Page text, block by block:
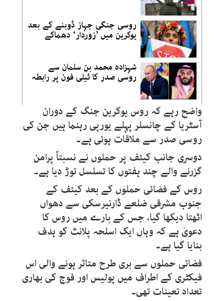
روسی جنگی جہاز ڈوبنے کے بعد
یوکرین میں ’زوردار‘ دھماکے
شہزادہ محمد بن سلمان سے
روسی صدر کا ٹیلی فون پر رابطہ
واضح رہے کہ روس یوکرین جنگ کے دوران
آسٹریا کے چانسلر پہلے یورپی رہنما ہیں جن کی
روسی صدر سے ملاقات ہوئی ہے۔
دوسری جانب کیئف پر حملوں نے نسبتاً پرامن
گزرنے والے چند ہفتوں کا تسلسل توڑ دیا ہے۔
روس کے فضائی حملوں کے بعد کیئف کے
جنوب مشرقی ضلعے ڈارنیرسکی سے دھواں
اٹھتا دیکھا گیا، جس کے بارے میں روس کا
دعویٰ ہے کہ وہاں ایک اسلحہ پلانٹ کو ہدف
بنایا گیا ہے۔
فضائی حملوں سے بری طرح متاثر ہونے والی اس
فیکٹری کے اطراف میں پولیس اور فوج کی بھاری
تعداد تعینات تھی۔